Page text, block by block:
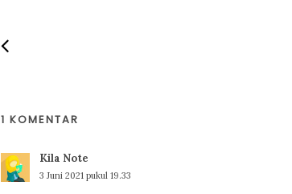
1 KOMENTAR
Kila Note
3 Juni 2021 pukul 19.33